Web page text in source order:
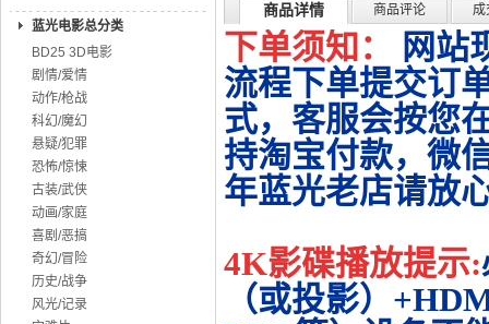
蓝光电影总分类
BD25 3D电影
剧情/爱情
动作/枪战
科幻/魔幻
悬疑/犯罪
恐怖/惊悚
古装/武侠
动画/家庭
喜剧/恶搞
奇幻/冒险
历史/战争
风光/记录
商品详情 商品评论 成
下单须知：
网站
流程下单提交订
式，客服会按您
持淘宝付款，微
年蓝光老店请放
4K影碟播放提示:
（或投影）